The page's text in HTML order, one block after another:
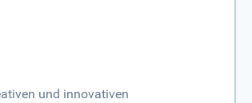
und innovativen